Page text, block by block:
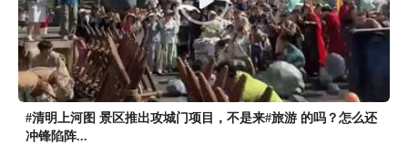
#清明上河图 景区推出攻城门项目，不是来#旅游 的吗？怎么还
冲锋陷阵...